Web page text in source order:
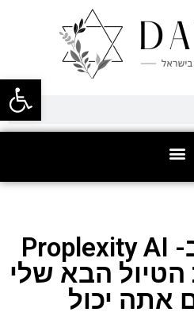
פתח
השתמשתי ב- Proplexity AI
הטיול הבא שלי
אתה יכול